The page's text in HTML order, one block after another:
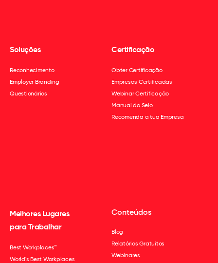
Soluções
Reconhecimento
Employer Branding
Questionários
Certificação
Obter Certificação
Empresas Certificadas
Webinar Certificação
Manual do Selo
Recomenda a tua Empresa
Melhores Lugares
para Trabalhar
Best Workplaces™
World's Best Workplaces
Conteúdos
Blog
Relatórios Gratuitos
Webinares